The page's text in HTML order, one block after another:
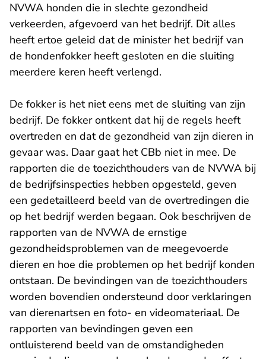
NVWA honden die in slechte gezondheid
verkeerden, afgevoerd van het bedrijf. Dit alles
heeft ertoe geleid dat de minister het bedrijf van
de hondenfokker heeft gesloten en die sluiting
meerdere keren heeft verlengd.
De fokker is het niet eens met de sluiting van zijn
bedrijf. De fokker ontkent dat hij de regels heeft
overtreden en dat de gezondheid van zijn dieren in
gevaar was. Daar gaat het CBb niet in mee. De
rapporten die de toezichthouders van de NVWA bij
de bedrijfsinspecties hebben opgesteld, geven
een gedetailleerd beeld van de overtredingen die
op het bedrijf werden begaan. Ook beschrijven de
rapporten van de NVWA de ernstige
gezondheidsproblemen van de meegevoerde
dieren en hoe die problemen op het bedrijf konden
ontstaan. De bevindingen van de toezichthouders
worden bovendien ondersteund door verklaringen
van dierenartsen en foto- en videomateriaal. De
rapporten van bevindingen geven een
ontluisterend beeld van de omstandigheden